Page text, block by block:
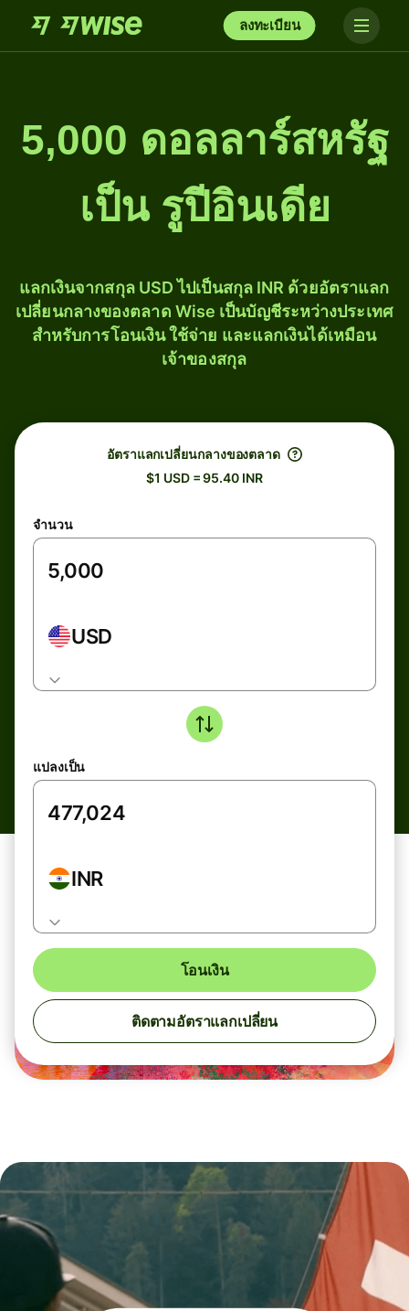
ลงทะเบียน
5,000 ดอลลาร์สหรัฐ
เป็น รูปีอินเดีย
แลกเงินจากสกุล USD ไปเป็นสกุล INR ด้วยอัตราแลก
เปลี่ยนกลางของตลาด Wise เป็นบัญชีระหว่างประเทศ
สำหรับการโอนเงิน ใช้จ่าย และแลกเงินได้เหมือน
เจ้าของสกุล
อัตราแลกเปลี่ยนกลางของตลาด
$1 USD = 95.40 INR
จำนวน
USD
แปลงเป็น
INR
โอนเงิน
ติดตามอัตราแลกเปลี่ยน